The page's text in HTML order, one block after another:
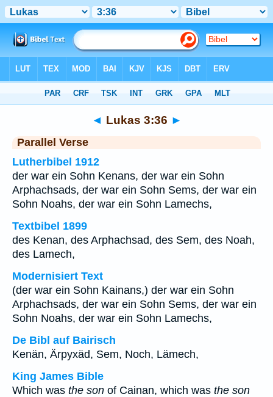
◄ Lukas 3:36 ►
Parallel Verse
Lutherbibel 1912
der war ein Sohn Kenans, der war ein Sohn
Arphachsads, der war ein Sohn Sems, der war ein
Sohn Noahs, der war ein Sohn Lamechs,
Textbibel 1899
des Kenan, des Arphachsad, des Sem, des Noah,
des Lamech,
Modernisiert Text
(der war ein Sohn Kainans,) der war ein Sohn
Arphachsads, der war ein Sohn Sems, der war ein
Sohn Noahs, der war ein Sohn Lamechs,
De Bibl auf Bairisch
Kenän, Ärpyxäd, Sem, Noch, Lämech,
King James Bible
Which was the son of Cainan, which was the son